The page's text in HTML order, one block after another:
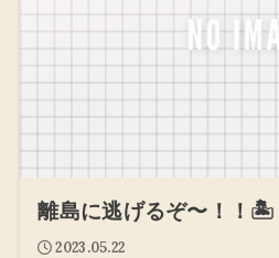
離島に逃げるぞ〜！！🏝
2023.05.22